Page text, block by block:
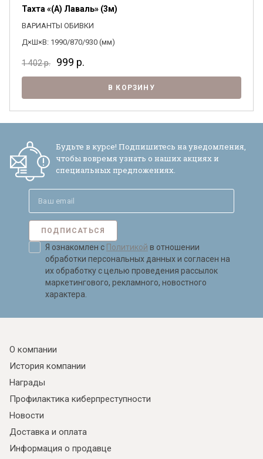
Тахта «(А) Лаваль» (3м)
ВАРИАНТЫ ОБИВКИ
Д×Ш×В: 1990/870/930 (мм)
1 402р. 999 р.
В КОРЗИНУ
Будьте в курсе! Подпишитесь на уведомления,
чтобы вовремя узнать о наших акциях и
специальных предложениях.
ПОДПИСАТЬСЯ
Я ознакомлен с Политикой в отношении
обработки персональных данных и согласен на
их обработку с целью проведения рассылок
маркетингового, рекламного, новостного
характера.
О компании
История компании
Награды
Профилактика киберпреступности
Новости
Доставка и оплата
Информация о продавце